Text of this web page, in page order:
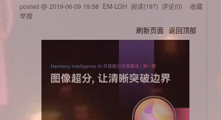
posted @ 2019-06-09 19:58 EM-LGH 阅读(197) 评论(0) 收藏
举报
刷新页面 返回顶部